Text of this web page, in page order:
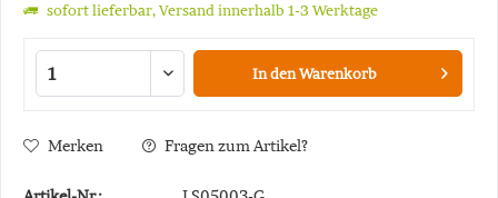
sofort lieferbar, Versand innerhalb 1-3 Werktage
In denWarenkorb
Merken Fragen zum Artikel?